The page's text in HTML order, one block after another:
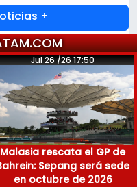
+
Jul 26 /26 17:50
Malasia rescata el GP de
Sepang será sede
en octubre de 2026